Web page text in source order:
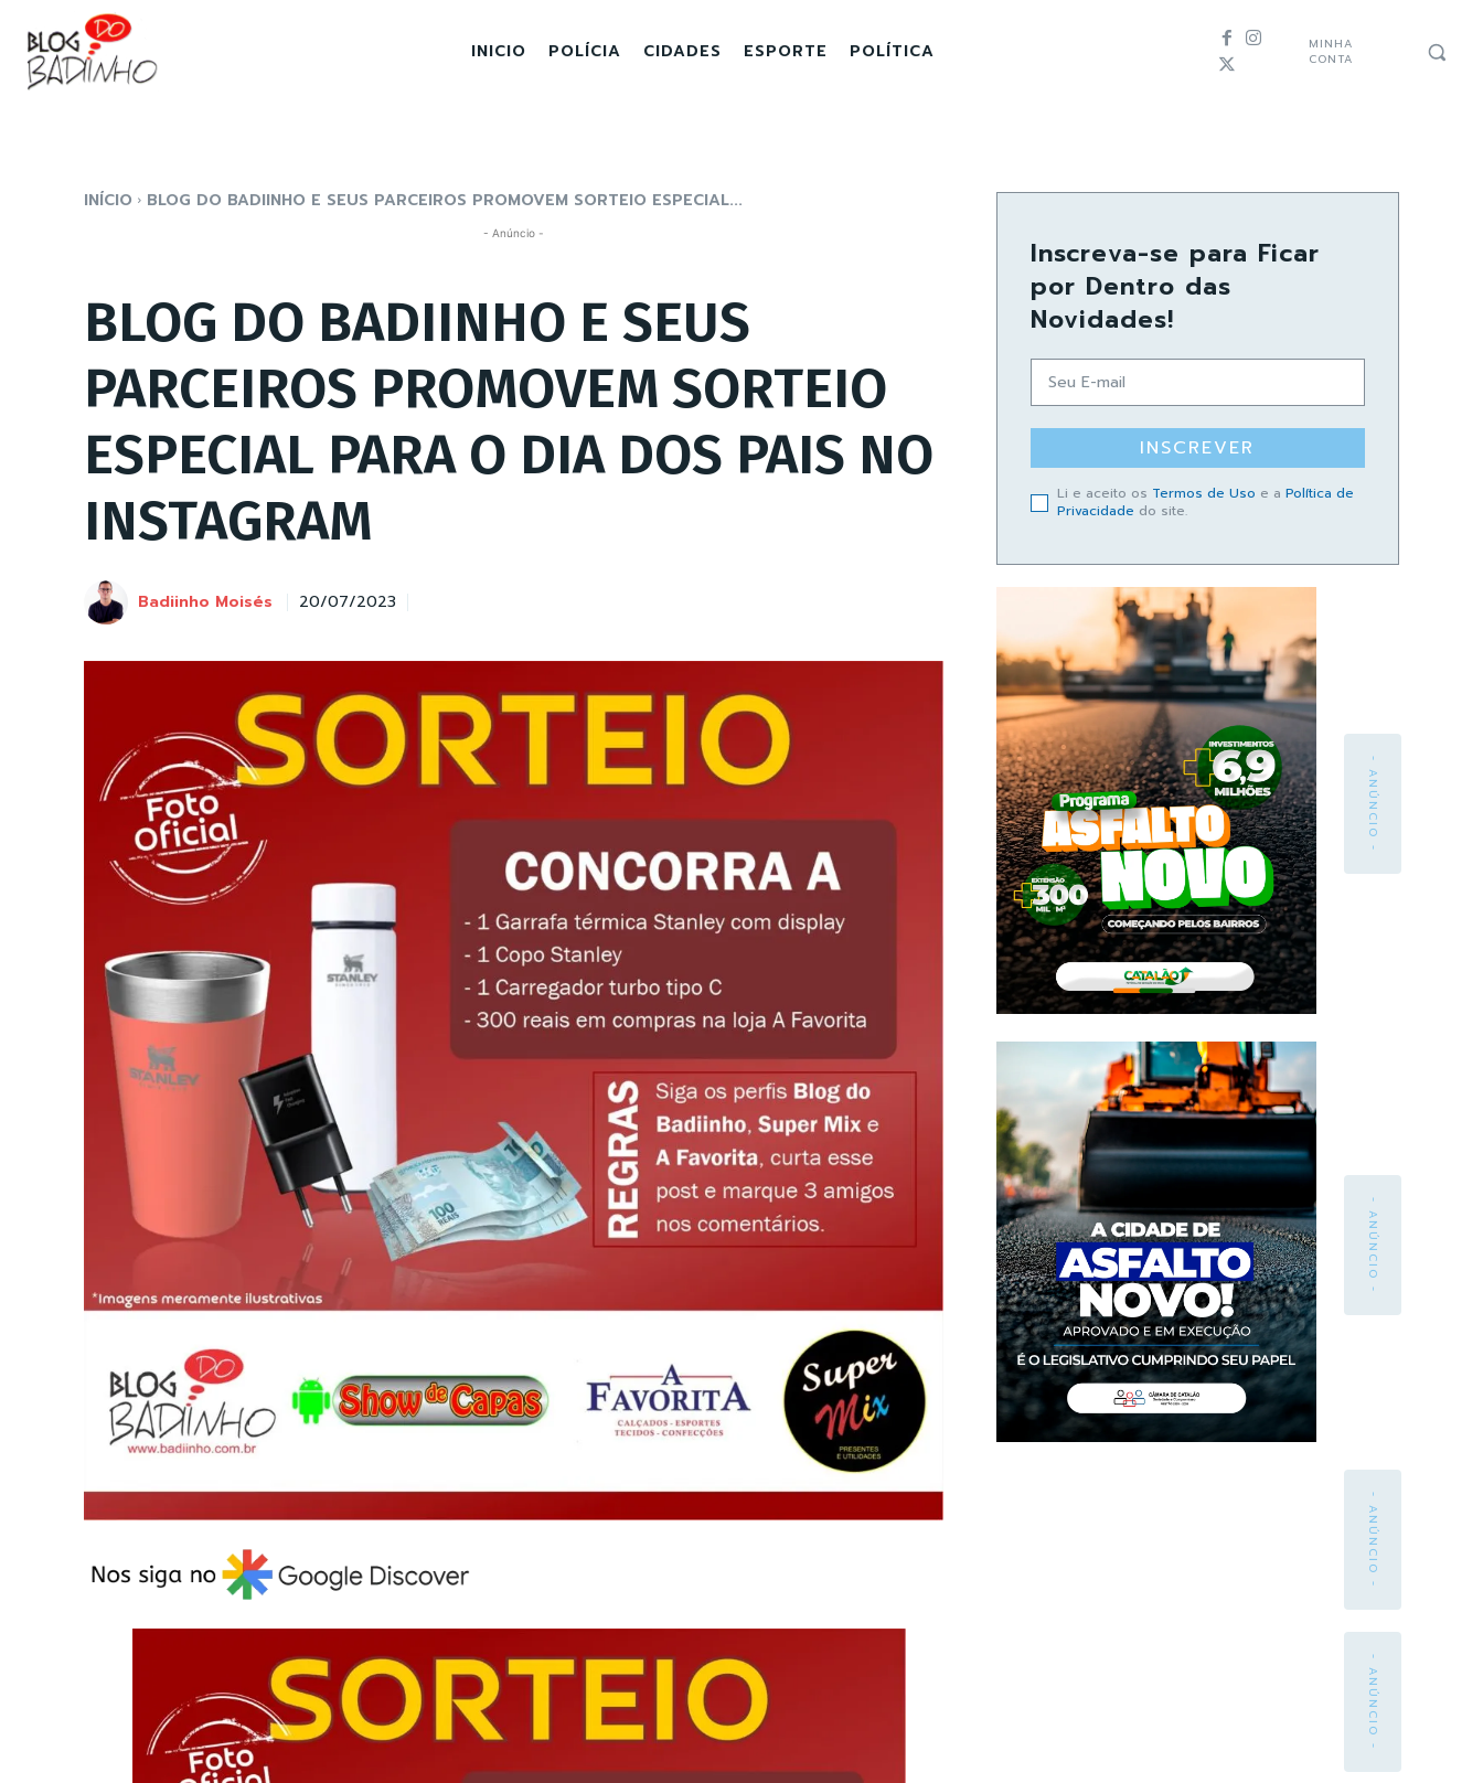
INICIO POLÍCIA CIDADES ESPORTE POLÍTICA
MINHA
CONTA
INÍCIO BLOG DO BADIINHO E SEUS PARCEIROS PROMOVEM SORTEIO ESPECIAL...
- Anúncio -
BLOG DO BADIINHO E SEUS
PARCEIROS PROMOVEM SORTEIO
ESPECIAL PARA O DIA DOS PAIS NO
INSTAGRAM
Badiinho Moisés 20/07/2023
Inscreva-se para Ficar
por Dentro das
Novidades!
INSCREVER
Li e aceito os Termos de Uso e a Política de
Privacidade do site.
- ANÚNCIO -
- ANÚNCIO -
- ANÚNCIO -
- ANÚNCIO -